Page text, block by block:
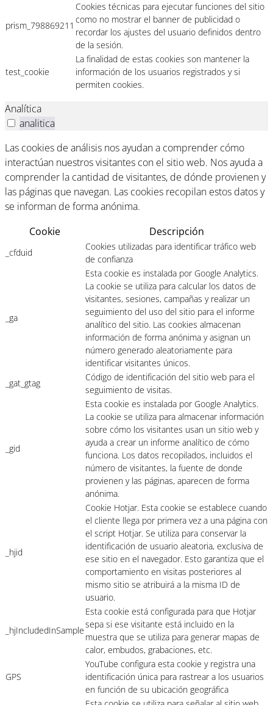
prism_798869211
Cookies técnicas para ejecutar funciones del sitio
como no mostrar el banner de publicidad o
recordar los ajustes del usuario definidos dentro
de la sesión.
test_cookie
La finalidad de estas cookies son mantener la
información de los usuarios registrados y si
permiten cookies.
Analítica
analitica
Las cookies de análisis nos ayudan a comprender cómo
interactúan nuestros visitantes con el sitio web. Nos ayuda a
comprender la cantidad de visitantes, de dónde provienen y
las páginas que navegan. Las cookies recopilan estos datos y
se informan de forma anónima.
Cookie
Descripción
_cfduid
Cookies utilizadas para identificar tráfico web
de confianza
_ga
Esta cookie es instalada por Google Analytics.
La cookie se utiliza para calcular los datos de
visitantes, sesiones, campañas y realizar un
seguimiento del uso del sitio para el informe
analítico del sitio. Las cookies almacenan
información de forma anónima y asignan un
número generado aleatoriamente para
identificar visitantes únicos.
_gat_gtag
Código de identificación del sitio web para el
seguimiento de visitas.
_gid
Esta cookie es instalada por Google Analytics.
La cookie se utiliza para almacenar información
sobre cómo los visitantes usan un sitio web y
ayuda a crear un informe analítico de cómo
funciona. Los datos recopilados, incluidos el
número de visitantes, la fuente de donde
provienen y las páginas, aparecen de forma
anónima.
_hjid
Cookie Hotjar. Esta cookie se establece cuando
el cliente llega por primera vez a una página con
el script Hotjar. Se utiliza para conservar la
identificación de usuario aleatoria, exclusiva de
ese sitio en el navegador. Esto garantiza que el
comportamiento en visitas posteriores al
mismo sitio se atribuirá a la misma ID de
usuario.
_hjIncludedInSample
Esta cookie está configurada para que Hotjar
sepa si ese visitante está incluido en la
muestra que se utiliza para generar mapas de
calor, embudos, grabaciones, etc.
GPS
YouTube configura esta cookie y registra una
identificación única para rastrear a los usuarios
en función de su ubicación geográfica